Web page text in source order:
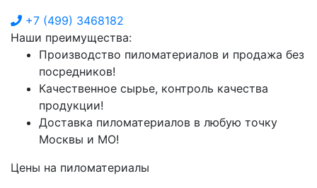
+7 (499) 3468182
Наши преимущества:
Производство пиломатериалов и продажа без
посредников!
Качественное сырье, контроль качества
продукции!
Доставка пиломатериалов в любую точку
Москвы и МО!
Цены на пиломатериалы